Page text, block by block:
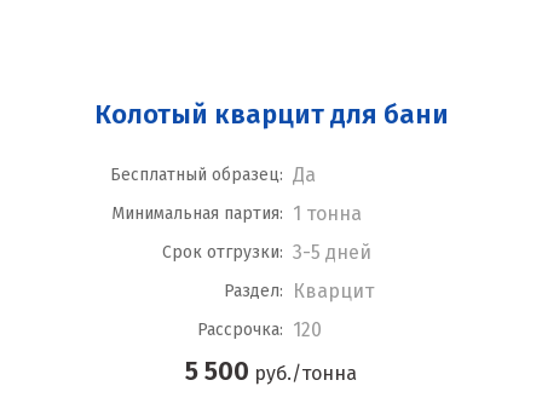
Колотый кварцит для бани
Бесплатный образец: Да
Минимальная партия: 1 тонна
Срок отгрузки: 3-5 дней
Раздел: Кварцит
Рассрочка: 120
5 500 руб./тонна